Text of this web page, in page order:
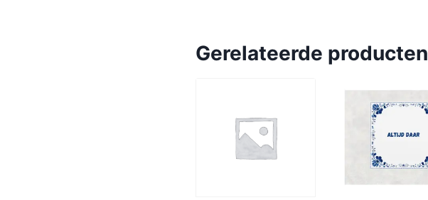
Gerelateerde producten